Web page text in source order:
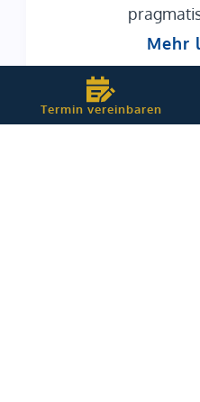
pragmatisch - aber...
Mehr lesen »
Termin vereinbaren